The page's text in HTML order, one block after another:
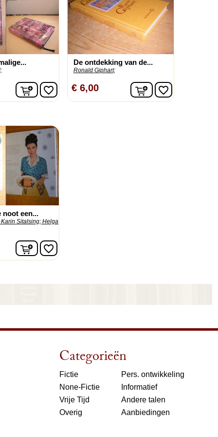
In winkelwagen
favorite_border
De ontdekking van de...
Ronald Giphart;
€ 6,00 In winkelwagen
favorite_border
noot een...
Karin Sitalsing; Helga
In winkelwagen
favorite_border
Categorieën
Fictie
None-Fictie
Vrije Tijd
Overig
Pers. ontwikkeling
Informatief
Andere talen
Aanbiedingen